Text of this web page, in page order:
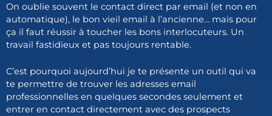
On oublie souvent le contact direct par email (et non en
automatique), le bon vieil email à l’ancienne… mais pour
ça il faut réussir à toucher les bons interlocuteurs. Un
travail fastidieux et pas toujours rentable.
C’est pourquoi aujourd’hui je te présente un outil qui va
te permettre de trouver les adresses email
professionnelles en quelques secondes seulement et
entrer en contact directement avec des prospects